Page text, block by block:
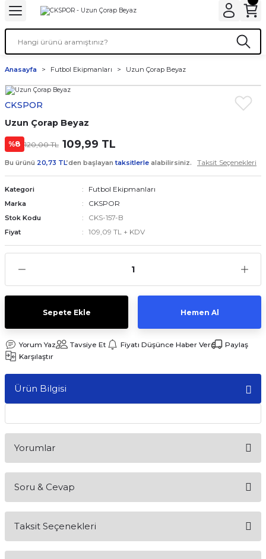
Anasayfa Futbol Ekipmanları Uzun Çorap Beyaz
CKSPOR
Uzun Çorap Beyaz
%8 120,00 TL 109,99 TL
Bu ürünü 20,73 TL’den başlayantaksitlerle alabilirsiniz. Taksit Seçenekleri
Kategori Futbol Ekipmanları
Marka CKSPOR
Stok Kodu CKS-157-B
Fiyat 109,09 TL + KDV
Sepete Ekle Hemen Al
Yorum Yaz Tavsiye Et Fiyatı Düşünce Haber Ver
Paylaş
Karşılaştır
Ürün Bilgisi
Yorumlar
Soru & Cevap
Taksit Seçenekleri